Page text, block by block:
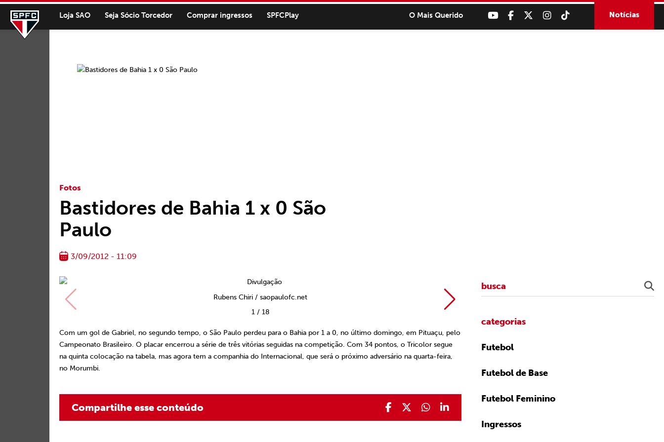
Loja SAO Seja Sócio Torcedor Comprar ingressos SPFCPlay O Mais Querido Notícias
Fotos
Bastidores de Bahia 1 x 0 São
Paulo
3/09/2012 - 11:09
Rubens Chiri / saopaulofc.net
Rubens Chiri /
1/ 18
Com um gol de Gabriel, no segundo tempo, o São Paulo perdeu para o Bahia por 1 a 0, no último domingo, em Pituaçu, pelo
Campeonato Brasileiro. O placar encerrou a série de três vitórias seguidas na competição. Com 34 pontos, o Tricolor segue
na quinta colocação na tabela, mas agora tem a companhia do Internacional, que será o próximo adversário na quarta-feira,
no Morumbi.
Compartilhe esse conteúdo
categorias
Futebol
Futebol de Base
Futebol Feminino
Ingressos